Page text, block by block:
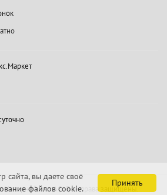
Интернейшнл АО.Все права защищены.
Принять
сайта, вы даете своё
файлов cookie.